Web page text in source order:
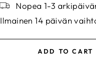
Nopea 1-3
Ilmainen 14 päivän
ADD TO CART